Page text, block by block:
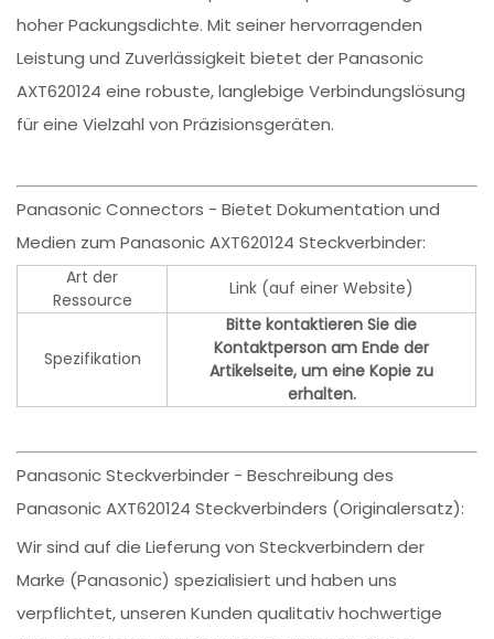
hoher Packungsdichte. Mit seiner hervorragenden
Leistung und Zuverlässigkeit bietet der Panasonic
AXT620124 eine robuste, langlebige Verbindungslösung
für eine Vielzahl von Präzisionsgeräten.
Panasonic Connectors - Bietet Dokumentation und
Medien zum Panasonic AXT620124 Steckverbinder:
Art der
Ressource
Link (auf einer Website)
Spezifikation
Bitte kontaktieren Sie die
Kontaktperson am Ende der
Artikelseite, um eine Kopie zu
erhalten.
Panasonic Steckverbinder - Beschreibung des
Panasonic AXT620124 Steckverbinders (Originalersatz):
Wir sind auf die Lieferung von Steckverbindern der
Marke (Panasonic) spezialisiert und haben uns
verpflichtet, unseren Kunden qualitativ hochwertige